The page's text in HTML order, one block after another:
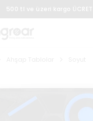
500 tl ve üzeri kargo